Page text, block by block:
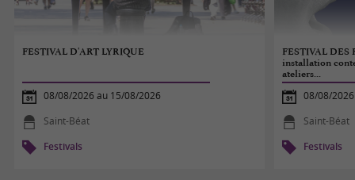
FESTIVAL D'ART LYRIQUE
08/08/2026 au 15/08/2026
Saint-Béat
Festivals
FESTIVAL DES
installation
ateliers...
08/08/
Saint-Béat
Festivals